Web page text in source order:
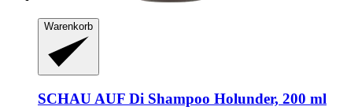
Warenkorb
SCHAU AUF Di Shampoo Holunder, 200 ml